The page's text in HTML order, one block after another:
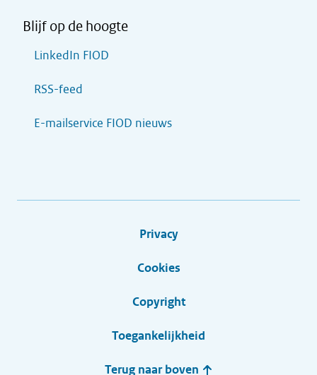
Blijf op de hoogte
LinkedIn FIOD
RSS-feed
E-mailservice FIOD nieuws
Privacy
Cookies
Copyright
Toegankelijkheid
Terug naar boven